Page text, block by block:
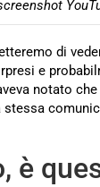
di
e
notato
stessa
è